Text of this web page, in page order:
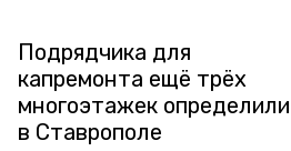
Подрядчика для
капремонта ещё трёх
многоэтажек определили
в Ставрополе